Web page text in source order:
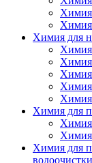
Химия
Химия
Химия для
Химия
Химия
Химия
Химия
Химия
Химия для
Химия
Химия
Химия для
водоочистки